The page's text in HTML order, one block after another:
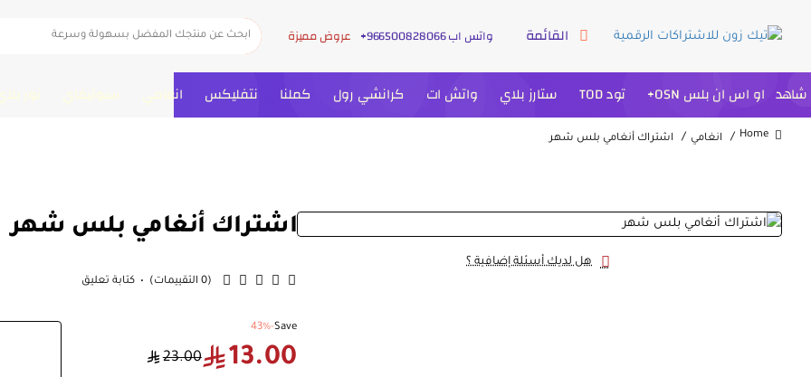
القائمة واتس اب 966500828066+ عروض مميزة
ابحث
عن
منتجك
بسهولة
شاهد او اس ان بلس OSN+ تود TOD ستارز بلاي واتش ات كرانشي رول كملنا نتفليكس انغامي سبوتيفاي نور
انغامي اشتراك أنغامي بلس شهر
هل لديك أسئلة إضافية ؟
اشتراك أنغامي بلس شهر
(0 التقييمات) • كتابة تعليق
Save
-43%
13.00
23.00